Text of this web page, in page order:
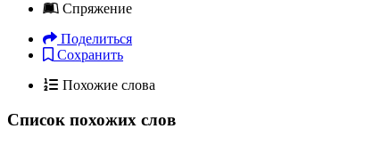
Спряжение
Поделиться
Сохранить
Похожие слова
Список похожих слов